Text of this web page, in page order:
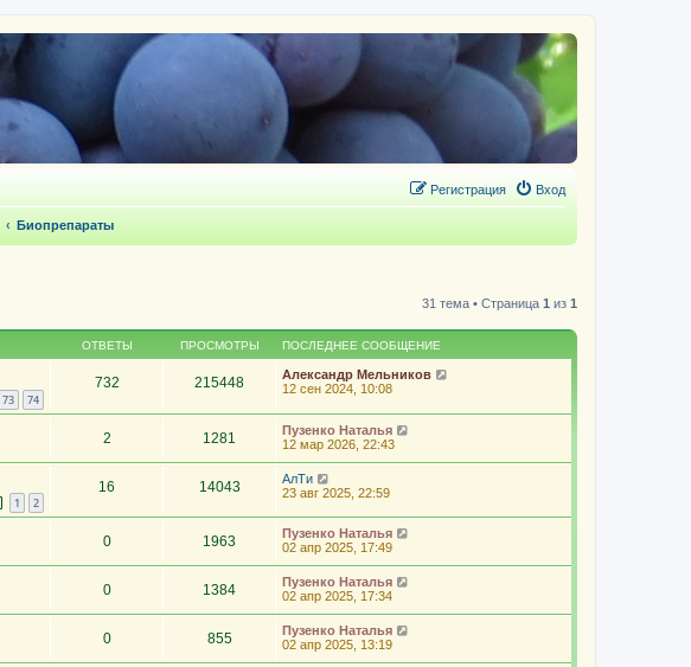
Вход
Регистрация
Биопрепараты
31 тема • Страница 1 из 1
ОТВЕТЫ ПРОСМОТРЫ ПОСЛЕДНЕЕ СООБЩЕНИЕ
73 74
732 215448
Александр Мельников
12 сен 2024, 10:08
2 1281
Пузенко Наталья
12 мар 2026, 22:43
1 2
16 14043
АлТи
23 авг 2025, 22:59
0 1963
Пузенко Наталья
02 апр 2025, 17:49
0 1384
Пузенко Наталья
02 апр 2025, 17:34
0 855
Пузенко Наталья
02 апр 2025, 13:19